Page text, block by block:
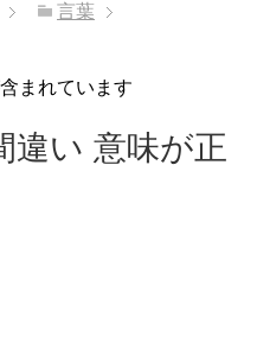
言葉
まれています
違い 意味が正